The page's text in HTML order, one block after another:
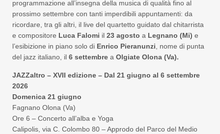
programmazione all’insegna della musica di qualità fino al
prossimo settembre con tanti imperdibili appuntamenti: da
ricordare, tra gli altri, il live del quartetto guidato dal chitarrista
e compositore Luca Falomi il 23 agosto a Legnano (Mi) e
l’esibizione in piano solo di Enrico Pieranunzi , nome di punta
del jazz italiano, il 6 settembre a Olgiate Olona (Va).
JAZZaltro – XVII edizione – Dal 21 giugno al 6 settembre
2026
Domenica 21 giugno
Fagnano Olona (Va)
Ore 6 – Concerto all’alba e Yoga
Calipolis, via C. Colombo 80 – Approdo del Parco del Medio